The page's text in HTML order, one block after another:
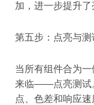
加，进一步提升了
第五步：点亮与测
当所有组件合为
来临——点亮测试
点、色差和响应